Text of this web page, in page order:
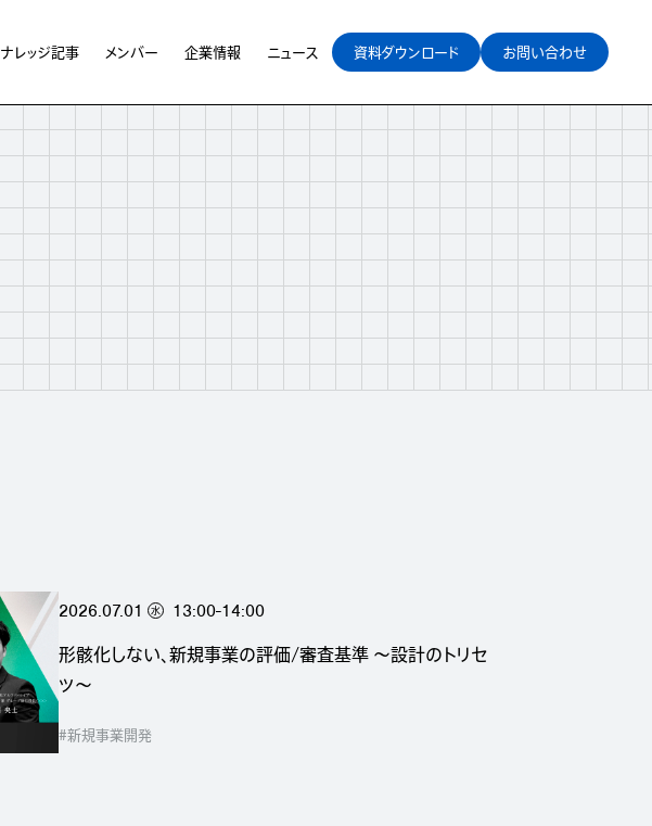
ナレッジ記事 メンバー 企業情報 ニュース 資料ダウンロード お問い合わせ
2026.07.01 水 13:00-14:00
形骸化しない、新規事業の評価/審査基準 〜設計のトリセ
ツ〜
#新規事業開発